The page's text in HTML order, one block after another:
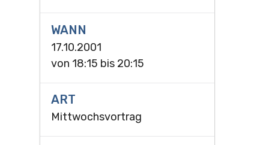
WANN
17.10.2001
von 18:15 bis 20:15
ART
Mittwochsvortrag